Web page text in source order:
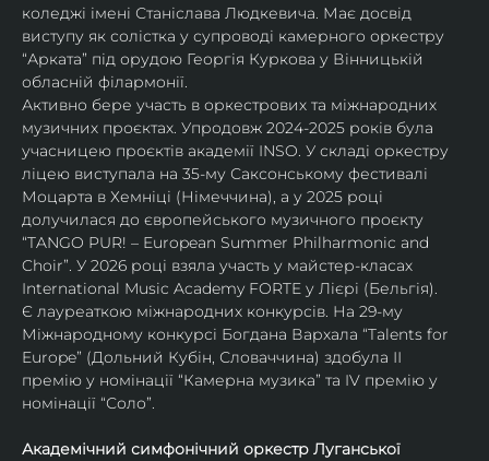
коледжі імені Станіслава Людкевича. Має досвід
виступу як солістка у супроводі камерного оркестру
“Арката” під орудою Георгія Куркова у Вінницькій
обласній філармонії.
Активно бере участь в оркестрових та міжнародних
музичних проєктах. Упродовж 2024-2025 років була
учасницею проєктів академії INSO. У складі оркестру
ліцею виступала на 35-му Саксонському фестивалі
Моцарта в Хемніці (Німеччина), а у 2025 році
долучилася до європейського музичного проєкту
“TANGO PUR! – European Summer Philharmonic and
Choir”. У 2026 році взяла участь у майстер-класах
International Music Academy FORTE у Лієрі (Бельгія).
Є лауреаткою міжнародних конкурсів. На 29-му
Міжнародному конкурсі Богдана Вархала “Talents for
Europe” (Дольний Кубін, Словаччина) здобула ІІ
премію у номінації “Камерна музика” та IV премію у
номінації “Соло”.
Академічний симфонічний оркестр Луганської